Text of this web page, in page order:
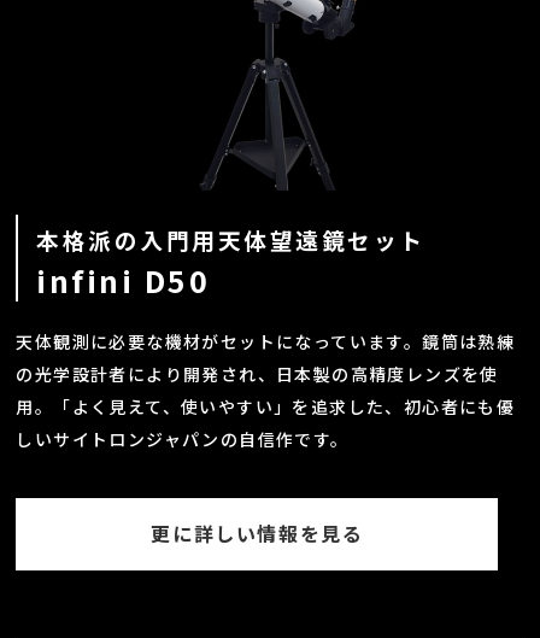
本格派の入門用天体望遠鏡セット
infini D50
天体観測に必要な機材がセットになっています。鏡筒は熟練
の光学設計者により開発され、日本製の高精度レンズを使
用。「よく見えて、使いやすい」を追求した、初心者にも優
しいサイトロンジャパンの自信作です。
更に詳しい情報を見る